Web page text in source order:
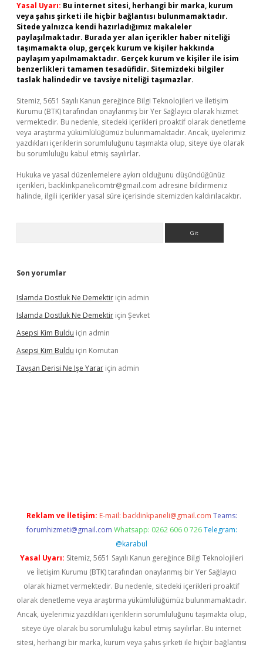
Yasal Uyarı: Bu internet sitesi, herhangi bir marka, kurum
veya şahıs şirketi ile hiçbir bağlantısı bulunmamaktadır.
Sitede yalnızca kendi hazırladığımız makaleler
paylaşılmaktadır. Burada yer alan içerikler haber niteliği
taşımamakta olup, gerçek kurum ve kişiler hakkında
paylaşım yapılmamaktadır. Gerçek kurum ve kişiler ile isim
benzerlikleri tamamen tesadüfidir. Sitemizdeki bilgiler
taslak halindedir ve tavsiye niteliği taşımazlar.
Sitemiz, 5651 Sayılı Kanun gereğince Bilgi Teknolojileri ve İletişim
Kurumu (BTK) tarafından onaylanmış bir Yer Sağlayıcı olarak hizmet
vermektedir. Bu nedenle, sitedeki içerikleri proaktif olarak denetleme
veya araştırma yükümlülüğümüz bulunmamaktadır. Ancak, üyelerimiz
yazdıkları içeriklerin sorumluluğunu taşımakta olup, siteye üye olarak
bu sorumluluğu kabul etmiş sayılırlar.
Hukuka ve yasal düzenlemelere aykırı olduğunu düşündüğünüz
içerikleri, backlinkpanelicomtr@gmail.com adresine bildirmeniz
halinde, ilgili içerikler yasal süre içerisinde sitemizden kaldırılacaktır.
Son yorumlar
Islamda Dostluk Ne Demektir için admin
Islamda Dostluk Ne Demektir için Şevket
Asepsi Kim Buldu için admin
Asepsi Kim Buldu için Komutan
Tavşan Derisi Ne Işe Yarar için admin
Reklam ve İletişim: E-mail: backlinkpaneli@gmail.com Teams:
forumhizmeti@gmail.com Whatsapp: 0262 606 0 726 Telegram:
@karabul
Yasal Uyarı: Sitemiz, 5651 Sayılı Kanun gereğince Bilgi Teknolojileri
ve İletişim Kurumu (BTK) tarafından onaylanmış bir Yer Sağlayıcı
olarak hizmet vermektedir. Bu nedenle, sitedeki içerikleri proaktif
olarak denetleme veya araştırma yükümlülüğümüz bulunmamaktadır.
Ancak, üyelerimiz yazdıkları içeriklerin sorumluluğunu taşımakta olup,
siteye üye olarak bu sorumluluğu kabul etmiş sayılırlar. Bu internet
sitesi, herhangi bir marka, kurum veya şahıs şirketi ile hiçbir bağlantısı